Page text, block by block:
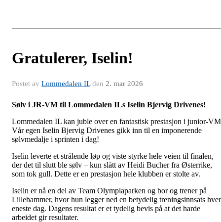
Gratulerer, Iselin!
Postet av Lommedalen ILden 2. mar 2026
Sølv i JR-VM til Lommedalen ILs Iselin Bjervig Drivenes!
Lommedalen IL kan juble over en fantastisk prestasjon i junior-
Vår egen Iselin Bjervig Drivenes gikk inn til en imponerende
sølvmedalje i sprinten i dag!
Iselin leverte et strålende løp og viste styrke hele veien til finalen,
der det til slutt ble sølv – kun slått av Heidi Bucher fra Østerrike,
som tok gull. Dette er en prestasjon hele klubben er stolte av.
Iselin er nå en del av Team Olympiaparken og bor og trener på
Lillehammer, hvor hun legger ned en betydelig treningsinnsats hver
eneste dag. Dagens resultat er et tydelig bevis på at det harde
arbeidet gir resultater.